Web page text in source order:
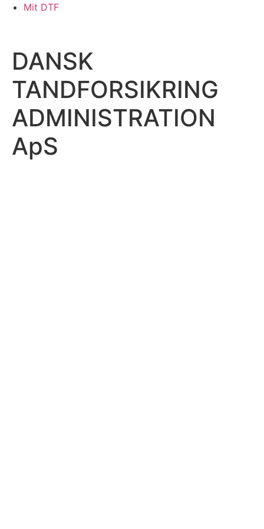
Skip
Mit DTF
DANSK
TANDFORSIKRING
ADMINISTRATION
ApS